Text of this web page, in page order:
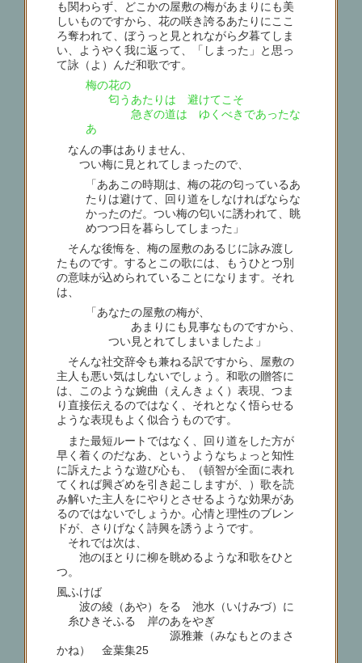
も関わらず、どこかの屋敷の梅があまりにも美
しいものですから、花の咲き誇るあたりにここ
ろ奪われて、ぼうっと見とれながら夕暮てしま
い、ようやく我に返って、「しまった」と思っ
て詠（よ）んだ和歌です。
梅の花の
匂うあたりは 避けてこそ
急ぎの道は ゆくべきであったな
あ
なんの事はありません、
つい梅に見とれてしまったので、
「ああこの時期は、梅の花の匂っているあ
たりは避けて、回り道をしなければならな
かったのだ。つい梅の匂いに誘われて、眺
めつつ日を暮らしてしまった」
そんな後悔を、梅の屋敷のあるじに詠み渡し
たものです。するとこの歌には、もうひとつ別
の意味が込められていることになります。それ
は、
「あなたの屋敷の梅が、
あまりにも見事なものですから、
つい見とれてしまいましたよ」
そんな社交辞令も兼ねる訳ですから、屋敷の
主人も悪い気はしないでしょう。和歌の贈答に
は、このような婉曲（えんきょく）表現、つま
り直接伝えるのではなく、それとなく悟らせる
ような表現もよく似合うものです。
また最短ルートではなく、回り道をした方が
早く着くのだなあ、というようなちょっと知性
に訴えたような遊び心も、（頓智が全面に表れ
てくれば興ざめを引き起こしますが、）歌を読
み解いた主人をにやりとさせるような効果があ
るのではないでしょうか。心情と理性のブレン
ドが、さりげなく詩興を誘うようです。
それでは次は、
池のほとりに柳を眺めるような和歌をひと
つ。
風ふけば
波の綾（あや）をる 池水（いけみづ）に
糸ひきそふる 岸のあをやぎ
源雅兼（みなもとのまさ
かね） 金葉集25